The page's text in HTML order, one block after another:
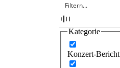
Kategorie
Konzert-Bericht